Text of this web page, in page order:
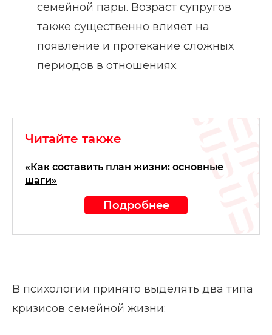
семейной пары. Возраст супругов
также существенно влияет на
появление и протекание сложных
периодов в отношениях.
Читайте также
«Как составить план жизни: основные
шаги»
Подробнее
В психологии принято выделять два типа
кризисов семейной жизни: